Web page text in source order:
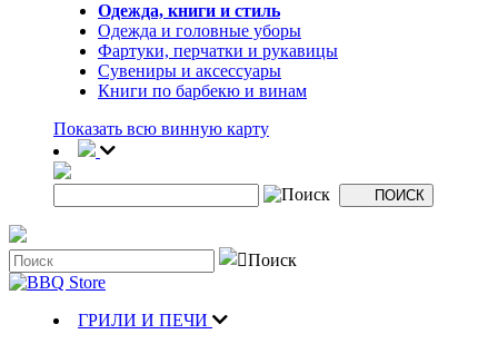
Одежда, книги и стиль
Одежда и головные уборы
Фартуки, перчатки и рукавицы
Сувениры и аксессуары
Книги по барбекю и винам
Показать всю винную карту
ГРИЛИ И ПЕЧИ